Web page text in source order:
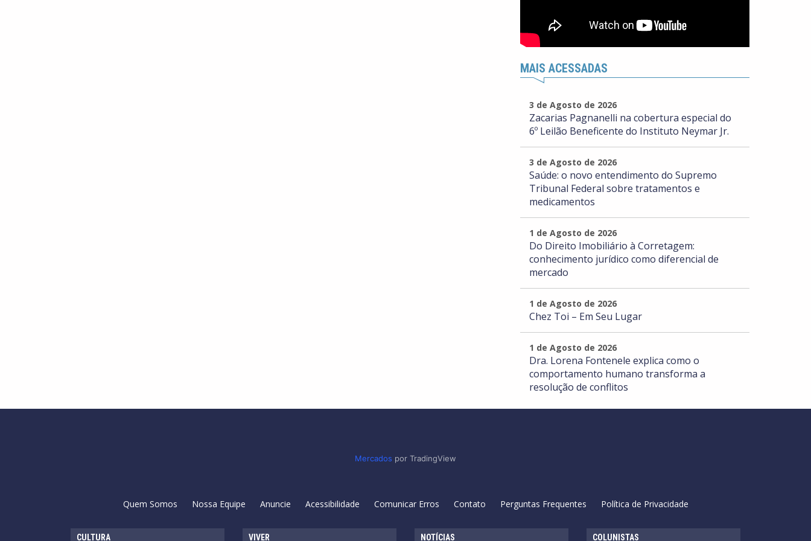
MAIS ACESSADAS
3 de Agosto de 2026
Zacarias Pagnanelli na cobertura especial do
6º Leilão Beneficente do Instituto Neymar Jr.
3 de Agosto de 2026
Saúde: o novo entendimento do Supremo
Tribunal Federal sobre tratamentos e
medicamentos
1 de Agosto de 2026
Do Direito Imobiliário à Corretagem:
conhecimento jurídico como diferencial de
mercado
1 de Agosto de 2026
Chez Toi – Em Seu Lugar
1 de Agosto de 2026
Dra. Lorena Fontenele explica como o
comportamento humano transforma a
resolução de conflitos
Mercados por TradingView
Quem Somos Nossa Equipe Anuncie Acessibilidade Comunicar Erros Contato Perguntas Frequentes Política de Privacidade
CULTURA VIVER NOTÍCIAS COLUNISTAS